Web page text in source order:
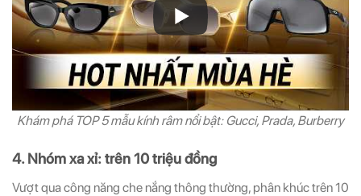
Khám phá TOP 5 mẫu kính râm nổi bật: Gucci, Prada, Burberry
4. Nhóm xa xỉ: trên 10 triệu đồng
Vượt qua công năng che nắng thông thường, phân khúc trên 10